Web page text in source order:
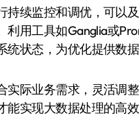
持续监控和调优，可以
利用工具如Ganglia或
统状态，为优化提供数据
实际业务需求，灵活调
能实现大数据处理的高效